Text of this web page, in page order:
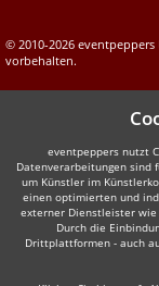
© 2010-2026 eventpeppers
vorbehalten.
eventpeppers nutzt
Datenverarbeitungen sind
um Künstler im
einen optimierten und
externer Dienstleister wie
Durch die
Drittplattformen - auch